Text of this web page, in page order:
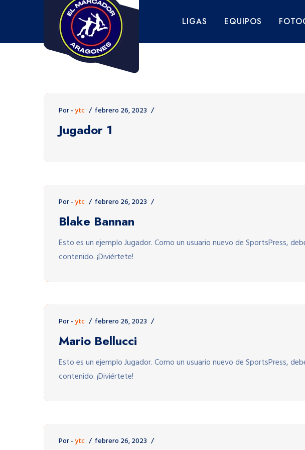
LIGAS EQUIPOS
Por -ytc febrero 26, 2023
Jugador 1
Por -ytc febrero 26, 2023
Blake Bannan
Esto es un ejemplo Jugador. Como un usuario nuevo de SportsPress,
contenido. ¡Diviértete!
Por -ytc febrero 26, 2023
Mario Bellucci
Esto es un ejemplo Jugador. Como un usuario nuevo de SportsPress,
contenido. ¡Diviértete!
Por -ytc febrero 26, 2023